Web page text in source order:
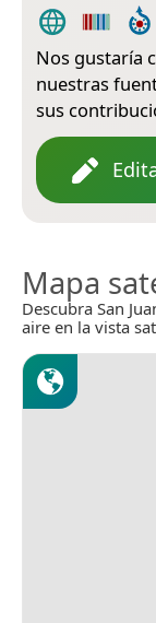
Nos gustaría
nuestras
sus
Mapa
Descubra San
aire en la vista